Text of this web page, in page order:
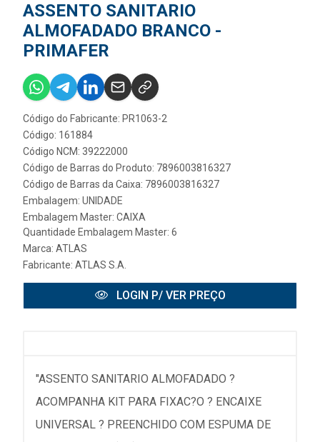
ASSENTO SANITARIO
ALMOFADADO BRANCO -
PRIMAFER
Código do Fabricante: PR1063-2
Código: 161884
Código NCM: 39222000
Código de Barras do Produto: 7896003816327
Código de Barras da Caixa: 7896003816327
Embalagem: UNIDADE
Embalagem Master: CAIXA
Quantidade Embalagem Master: 6
Marca: ATLAS
Fabricante: ATLAS S.A.
LOGIN P/ VER PREÇO
"ASSENTO SANITARIO ALMOFADADO ?
ACOMPANHA KIT PARA FIXAC?O ? ENCAIXE
UNIVERSAL ? PREENCHIDO COM ESPUMA DE